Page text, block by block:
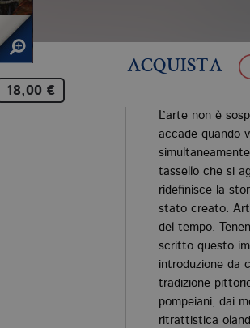
18,00 €
ACQUISTA
L’arte non è
accade quando
tassello che si
ridefinisce la
stato creato.
del tempo.
scritto questo
introduzione da
tradizione
pompeiani, dai
ritrattistica